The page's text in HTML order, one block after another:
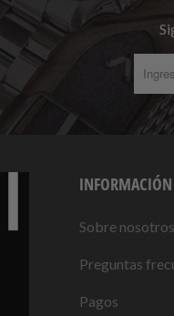
INFORMACIÓN
Sobre nosotros
Preguntas
Pagos